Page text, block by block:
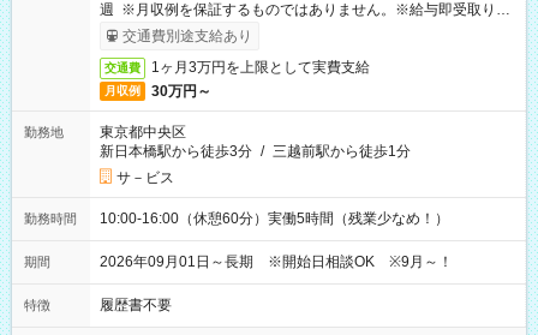
週 ※月収例を保証するものではありません。※給与即受取りサ
ービス利用可（利用条件有）
交通費別途支給あり
交通費 1ヶ月3万円を上限として実費支給
月収例 30万円～
勤務地
東京都中央区
新日本橋駅から徒歩3分 / 三越前駅から徒歩1分
サ－ビス
勤務時間 10:00-16:00（休憩60分）実働5時間（残業少なめ！）
期間 2026年09月01日～長期 ※開始日相談OK ※9月～！
特徴 履歴書不要